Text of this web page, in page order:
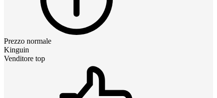
Prezzo normale
Kinguin
Venditore top